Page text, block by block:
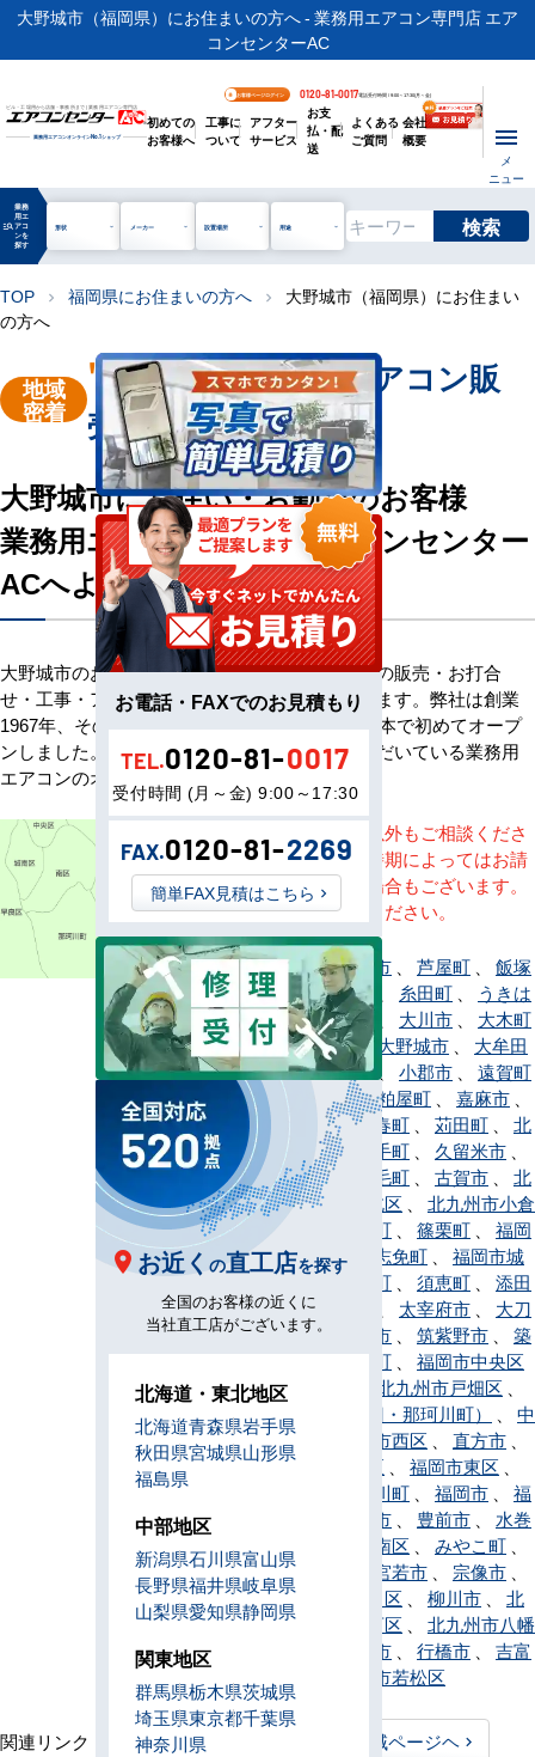
大野城市（福岡県）にお住まいの方へ - 業務用エアコン専門店 エア
コンセンターAC
ビル・工場用から店舗・事務所まで | 業務用エアコン専門店
業務用エアコンオンラインNo.1ショップ
お客様ページログイン 0120-81-0017電話受付時間 / 9:00～17:30(月～金)
初めての
お客様へ
工事に
ついて
アフター
サービス
お支
払・配
送
よくある
ご質問
会社
概要
メ
ニュー
manage_search
業務
用エ
アコ
ンを
探す
形状 メーカー 設置場所 用途 検索
TOP chevron_right 福岡県にお住まいの方へ chevron_right
大野城市（福岡県）にお住まい
の方へ
地域
密着
"大野城市"業務用エアコン販
売・工事を承ります
大野城市にお住い・お勤めのお客様
業務用エアコン専門店エアコンセンター
ACへようこそ
大野城市のお客様へ業務用エアコン・空調機器の販売・お打合
せ・工事・アフターサービスまで一貫して承ります。弊社は創業
1967年、その信頼を基に空調のネット販売を日本で初めてオープ
ンしました。以来、皆様にご信頼・ご愛顧いただいている業務用
エアコンのオンラインショップです。
※記載地域以外もご相談くださ
い。地域・時期によってはお請
けできない場合もございます。
直接ご相談ください。
赤村 、朝倉市 芦屋町
飯塚
、 糸島市 糸田町
うきは
市、宇美町 大川市
大木町
、大任町、 大野城市
大牟田
市、岡垣町 、 小郡市
遠賀町
、
春日市、粕屋町 嘉麻市
川崎町、香春町 苅田町
北
九州市、 鞍手町 久留米市
桂川町、 上毛町 古賀市
北
九州市小倉北区
北九州市小倉
南区
小竹町 篠栗町
福岡
市早良区
志免町
福岡市城
南区、新宮町 須恵町
添田
町、 太宰府市
大刀
洗町 、 筑後市 筑紫野市
築
上町、筑前町
福岡市中央区
、
北九州市戸畑区
那珂川市（旧・那珂川町）
中
間市
福岡市西区 直方市
福岡市博多区
福岡市東区
広川町 福岡市
福
福津市 豊前市
水巻
福岡市南区 みやこ町
みやま市
宮若市 宗像市
北九州市門司区
柳川市
北
九州市八幡西区
北九州市八幡
八女市 行橋市
吉富
北九州市若松区
関連リンク： TOPページヘ
福岡県全域ページヘ
お電話・FAXでのお見積もり
TEL.0120-81-0017
受付時間 (月～金) 9:00～17:30
FAX.0120-81-2269
簡単FAX見積はこちら
お近く の直工店を探す
全国のお客様の近くに
当社直工店がございます。
北海道・東北地区
北海道青森県岩手県
秋田県宮城県山形県
福島県
中部地区
新潟県石川県富山県
長野県福井県岐阜県
山梨県愛知県静岡県
関東地区
群馬県栃木県茨城県
埼玉県東京都千葉県
神奈川県